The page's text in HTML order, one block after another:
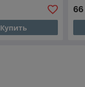
Купить
66